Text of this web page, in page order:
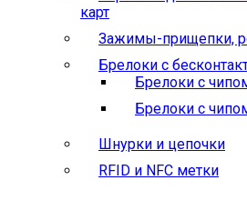
карт
Зажимы-прищепки,
Брелоки с
Брелоки с
Брелоки с
Шнурки и цепочки
RFID и NFC метки